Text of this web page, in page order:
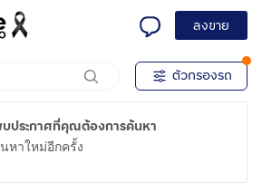
ลงขาย
ตัวกรองรถ
ประกาศที่คุณต้องการค้นหา
หาใหม่อีกครั้ง